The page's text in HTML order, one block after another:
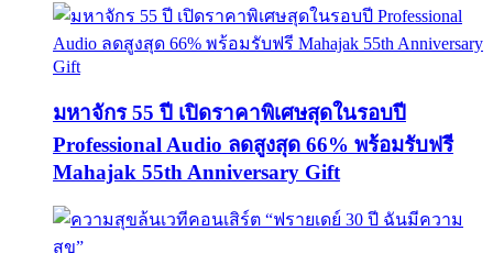
มหาจักร 55 ปี เปิดราคาพิเศษสุดในรอบปี
Professional Audio ลดสูงสุด 66% พร้อมรับฟรี
Mahajak 55th Anniversary Gift